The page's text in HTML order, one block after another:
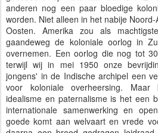
anderen nog een paar bloedige
worden. Niet alleen in het nabije
Oosten. Amerika zou als
gaandeweg de koloniale oorlog in
overnemen. Een oorlog die nog tot
terwijl wij in mei 1950 onze
jongens' in de Indische archipel een
voor koloniale overheersing.
idealisme en paternalisme is het een
internationale samenwerking en
goede komt aan welvaart en vrede